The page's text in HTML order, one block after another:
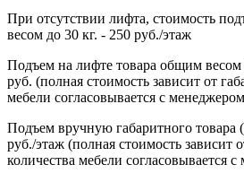
При отсутствии лифта, стоимость
весом до 30 кг. - 250 руб./этаж
Подъем на лифте товара общим весом
руб. (полная стоимость зависит от
мебели согласовывается с
Подъем вручную габаритного товара
руб./этаж (полная стоимость зависит
количества мебели согласовывается